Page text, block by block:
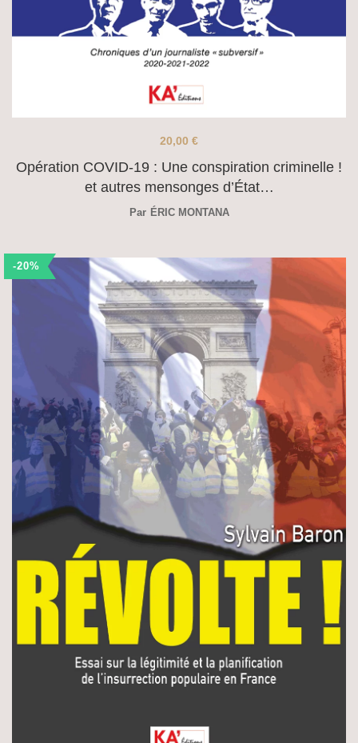
Opération COVID-19 : Une conspiration criminelle !
et autres mensonges d’État…
20,00 €
Par ÉRIC MONTANA
-20%